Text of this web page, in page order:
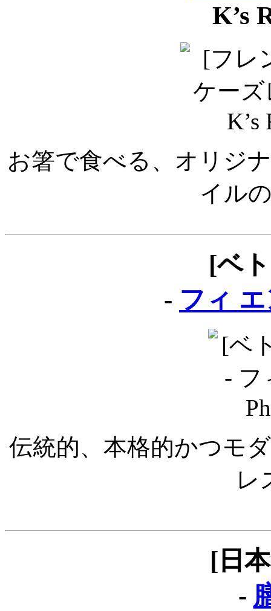
K’s
お箸で食べる、オリジ
イル
[ベ
- フィ
伝統的、本格的かつモ
レ
[日
-